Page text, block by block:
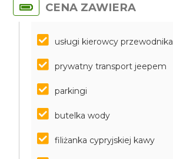
CENA ZAWIERA
usługi kierowcy przewodnika
prywatny transport jeepem
parkingi
butelka wody
filiżanka cypryjskiej kawy